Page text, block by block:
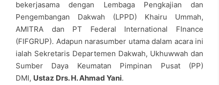
bekerjasama dengan Lembaga Pengkajian dan
Pengembangan Dakwah (LPPD) Khairu Ummah,
AMITRA dan PT Federal International FInance
(FIFGRUP). Adapun narasumber utama dalam acara ini
ialah Sekretaris Departemen Dakwah, Ukhuwwah dan
Sumber Daya Keumatan Pimpinan Pusat (PP)
DMI, Ustaz Drs. H. Ahmad Yani.